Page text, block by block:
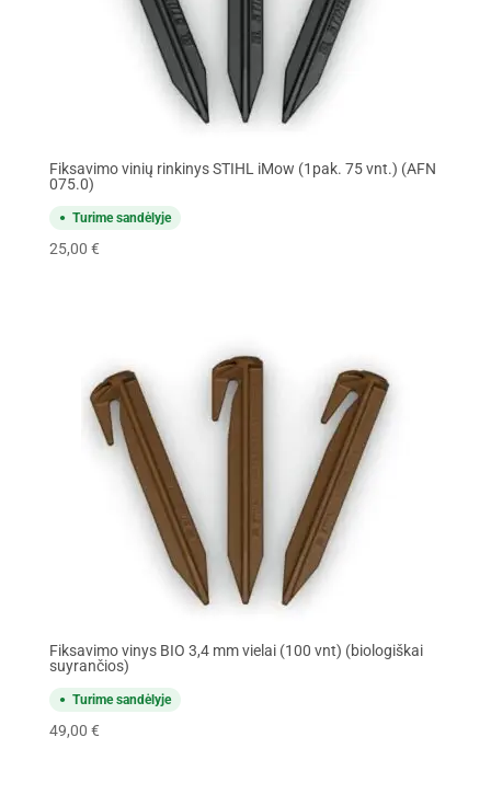
Fiksavimo vinių rinkinys STIHL iMow (1pak. 75 vnt.) (AFN
075.0)
Turime sandėlyje
25,00 €
Fiksavimo vinys BIO 3,4 mm vielai (100 vnt) (biologiškai
suyrančios)
Turime sandėlyje
49,00 €